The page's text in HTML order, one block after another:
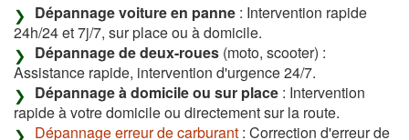
Dépannage voiture en panne : Intervention rapide
24h/24 et 7j/7, sur place ou à domicile.
Dépannage de deux-roues (moto, scooter) :
Assistance rapide, intervention d'urgence 24/7.
Dépannage à domicile ou sur place : Intervention
rapide à votre domicile ou directement sur la route.
Dépannage erreur de carburant : Correction d'erreur de